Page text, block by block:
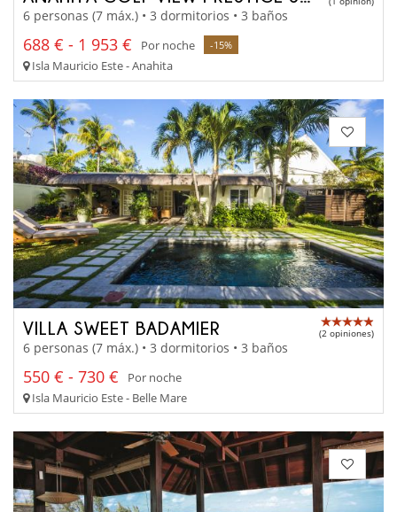
6 personas (7 máx.) • 3 dormitorios • 3 baños
688 € - 1 953 € Por noche -15%
Isla Mauricio Este - Anahita
VILLA SWEET BADAMIER (2 opiniones)
6 personas (7 máx.) • 3 dormitorios • 3 baños
550 € - 730 €
Por noche
Isla Mauricio Este - Belle Mare